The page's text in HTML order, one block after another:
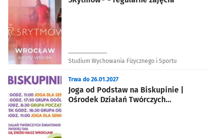
Studium Wychowania Fizycznego i Sportu
Joga od Podstaw na Biskupinie |
Ośrodek Działań Twórczych
Trwa do 26.01.2027